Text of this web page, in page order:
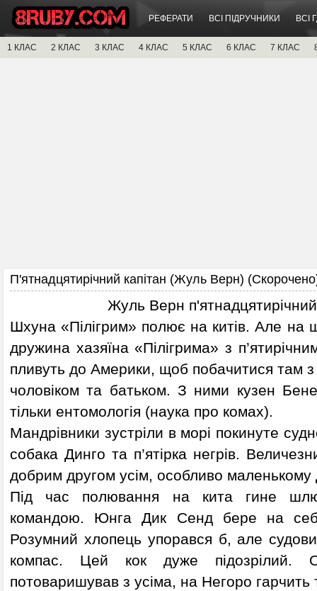
РЕФЕРАТИ ВСІ ПІДРУЧНИКИ ВСІ
1 КЛАС 2 КЛАС 3 КЛАС 4 КЛАС 5 КЛАС 6 КЛАС 7 КЛАС
П'ятнадцятирічний капітан (Жуль Верн)
Жуль Верн
Шхуна «Пілігрим» полює на китів. Але на
дружина хазяїна «Пілігрима» з
пливуть до Америки, щоб побачитися там
чоловіком та батьком. З ними кузен
тільки ентомологія (наука про комах).
Мандрівники зустріли в морі покинуте
собака Динго та п’ятірка негрів.
добрим другом усім, особливо маленькому
Під час полювання на кита гине
командою. Юнга Дик Сенд бере на
Розумний хлопець упорався б, але
компас. Цей кок дуже підозрілий.
потоваришував з усіма, на Негоро гарчить